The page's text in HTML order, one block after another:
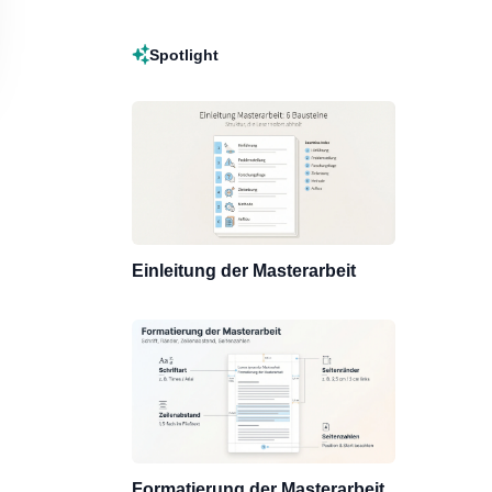
Spotlight
Einleitung der Masterarbeit